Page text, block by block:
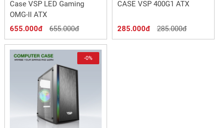
Case VSP LED Gaming
OMG-II ATX
655.000đ
655.000đ
CASE VSP 400G1 ATX
285.000đ 285.000đ
-0%